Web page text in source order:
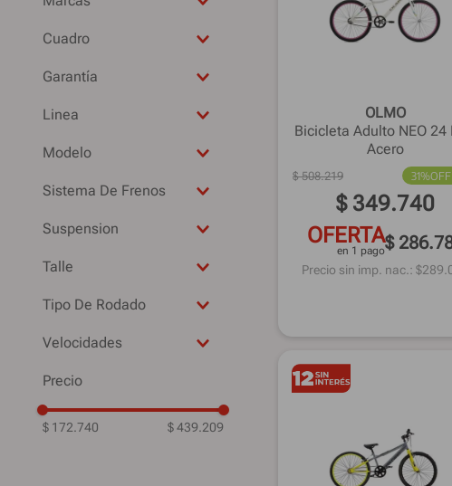
Cuadro
Aero
-
Garantía
Linea
16
24
Modelo
TINY
TEAM JR
STREET
RISE
LOVE 6007
Sistema De Frenos
V-Brake
Herradura
U-Break
Suspension
Talle
20"
16
Tipo De Rodado
R12
R24
Velocidades
$ 172.740 $ 439.209
OLMO
Bicicleta Adulto NEO 24
Acero
$ 508.219 31%OFF
$ 349.740
OFERTA
en 1 pago$
Precio sin imp. nac.: $